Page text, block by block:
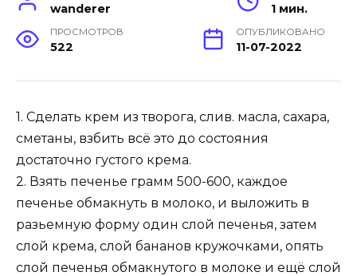
wanderer 1 мин.
ПРОСМОТРОВ
522
ОПУБЛИКОВАНО
11-07-2022
1. Сделать крем из творога, слив. масла, сахара,
сметаны, взбить всё это до состояния
достаточно густого крема.
2. Взять печенье грамм 500-600, каждое
печенье обмакнуть в молоко, и выложить в
разьемную форму один слой печенья, затем
слой крема, слой бананов кружочками, опять
слой печенья обмакнутого в молоке и ещё слой